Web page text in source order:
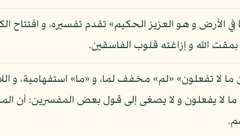
الأرض و هو العزيز الحكيم» تقدم تفسيره، و افتتاح
الله و إزاغته قلوب الفاسقين.
ما لا تفعلون» «لم» مخفف لما، و «ما» استفهامية، و
لا يفعلون و لا يصغى إلى قول بعض المفسرين: أن